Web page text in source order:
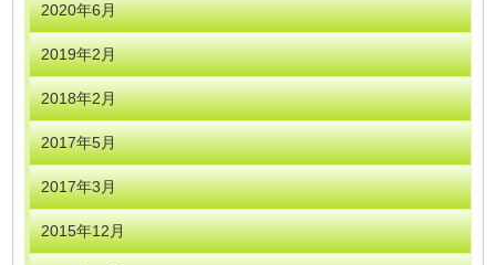
2020年6月
2019年2月
2018年2月
2017年5月
2017年3月
2015年12月